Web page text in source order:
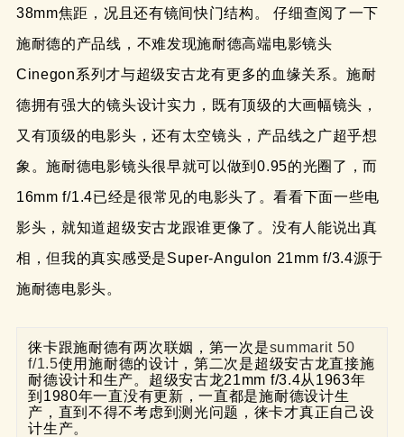
38mm焦距，况且还有镜间快门结构。 仔细查阅了一下
施耐德的产品线，不难发现施耐德高端电影镜头
Cinegon系列才与超级安古龙有更多的血缘关系。施耐
德拥有强大的镜头设计实力，既有顶级的大画幅镜头，
又有顶级的电影头，还有太空镜头，产品线之广超乎想
象。施耐德电影镜头很早就可以做到0.95的光圈了，而
16mm f/1.4已经是很常见的电影头了。看看下面一些电
影头，就知道超级安古龙跟谁更像了。没有人能说出真
相，但我的真实感受是Super-Angulon 21mm f/3.4源于
施耐德电影头。
徕卡跟施耐德有两次联姻，第一次是summarit 50
f/1.5使用施耐德的设计，第二次是超级安古龙直接施
耐德设计和生产。超级安古龙21mm f/3.4从1963年
到1980年一直没有更新，一直都是施耐德设计生
产，直到不得不考虑到测光问题，徕卡才真正自己设
计生产。